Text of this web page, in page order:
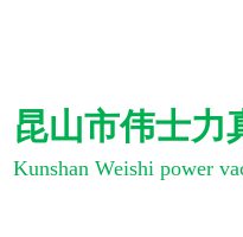
昆山市伟士力
Kunshan Weishi power